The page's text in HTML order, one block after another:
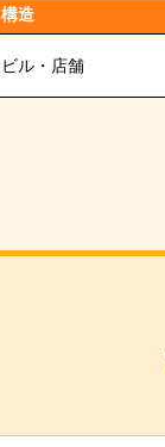
構造
ビル・店舗